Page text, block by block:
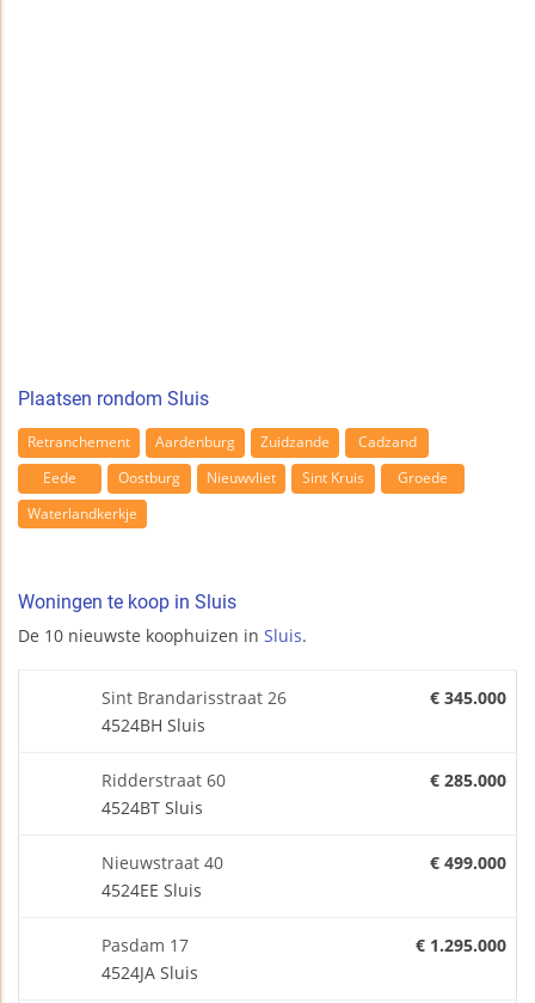
Plaatsen rondom Sluis
Retranchement Aardenburg Zuidzande
Cadzand
Eede
Oostburg Nieuwvliet Sint Kruis
Groede
Waterlandkerkje
Woningen te koop in Sluis
De 10 nieuwste koophuizen in Sluis.
Sint Brandarisstraat 26
4524BH Sluis
€ 345.000
Ridderstraat 60
4524BT Sluis
€ 285.000
Nieuwstraat 40
4524EE Sluis
€ 499.000
Pasdam 17
4524JA Sluis
€ 1.295.000